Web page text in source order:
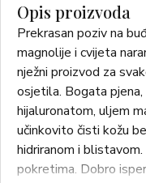
Opis proizvoda
Prekrasan poziv na
magnolije i cvijeta
nježni proizvod za
osjetila. Bogata
hijaluronatom, uljem
učinkovito čisti kožu
hidriranom i
pokretima. Dobro